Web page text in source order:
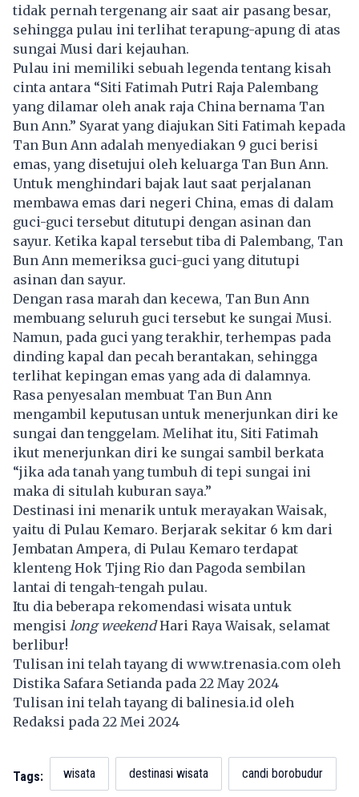
tidak pernah tergenang air saat air pasang besar,
sehingga pulau ini terlihat terapung-apung di atas
sungai Musi dari kejauhan.
Pulau ini memiliki sebuah legenda tentang kisah
cinta antara “Siti Fatimah Putri Raja Palembang
yang dilamar oleh anak raja China bernama Tan
Bun Ann.” Syarat yang diajukan Siti Fatimah kepada
Tan Bun Ann adalah menyediakan 9 guci berisi
emas, yang disetujui oleh keluarga Tan Bun Ann.
Untuk menghindari bajak laut saat perjalanan
membawa emas dari negeri China, emas di dalam
guci-guci tersebut ditutupi dengan asinan dan
sayur. Ketika kapal tersebut tiba di Palembang, Tan
Bun Ann memeriksa guci-guci yang ditutupi
asinan dan sayur.
Dengan rasa marah dan kecewa, Tan Bun Ann
membuang seluruh guci tersebut ke sungai Musi.
Namun, pada guci yang terakhir, terhempas pada
dinding kapal dan pecah berantakan, sehingga
terlihat kepingan emas yang ada di dalamnya.
Rasa penyesalan membuat Tan Bun Ann
mengambil keputusan untuk menerjunkan diri ke
sungai dan tenggelam. Melihat itu, Siti Fatimah
ikut menerjunkan diri ke sungai sambil berkata
“jika ada tanah yang tumbuh di tepi sungai ini
maka di situlah kuburan saya.”
Destinasi ini menarik untuk merayakan Waisak,
yaitu di Pulau Kemaro. Berjarak sekitar 6 km dari
Jembatan Ampera, di Pulau Kemaro terdapat
klenteng Hok Tjing Rio dan Pagoda sembilan
lantai di tengah-tengah pulau.
Itu dia beberapa rekomendasi wisata untuk
mengisi long weekend Hari Raya Waisak, selamat
berlibur!
Tulisan ini telah tayang di www.trenasia.com oleh
Distika Safara Setianda pada 22 May 2024
Tulisan ini telah tayang dibalinesia.id oleh
Redaksi pada 22 Mei 2024
Tags: wisata destinasi wisata candi borobudur